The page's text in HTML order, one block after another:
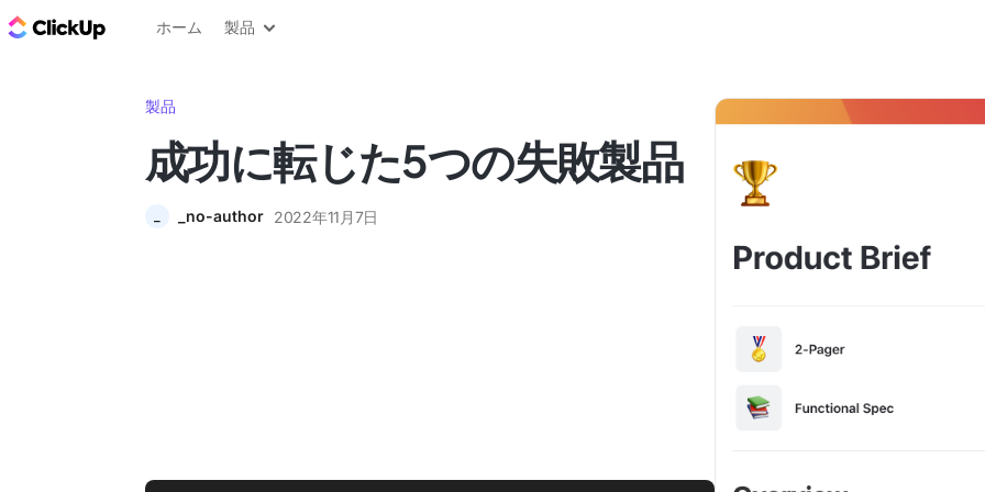
ClickUp ブログ
ホーム 製品
製品
成功に転じた5つの失敗製品
_no-author 2022年11月7日